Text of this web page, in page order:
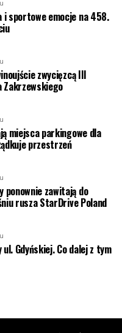
sportowe emocje na 458.
zwycięzcą III
Zakrzewskiego
miejsca parkingowe dla
przestrzeń
ponownie zawitają do
rusza StarDrive Poland
Gdyńskiej. Co dalej z tym